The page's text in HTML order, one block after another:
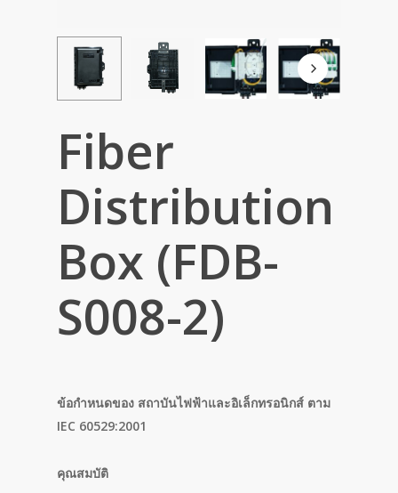
Fiber
Distribution
Box (FDB-
S008-2)
ข้อกำหนดของ สถาบันไฟฟ้าและอิเล็กทรอนิกส์ ตาม
IEC 60529:2001
คุณสมบัติ